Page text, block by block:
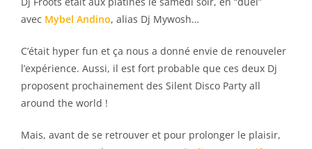
avec Mybel Andino, alias Dj Mywosh…
C’était hyper fun et ça nous a donné envie de renouveler
l’expérience. Aussi, il est fort probable que ces deux Dj
proposent prochainement des Silent Disco Party all
around the world !
Mais, avant de se retrouver et pour prolonger le plaisir,